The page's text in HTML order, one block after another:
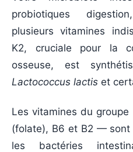
probiotiques
plusieurs vitamines
K2, cruciale pour la
osseuse, est
Lactococcus lactis et
Les vitamines du
(folate), B6 et B2 — sont
les bactéries